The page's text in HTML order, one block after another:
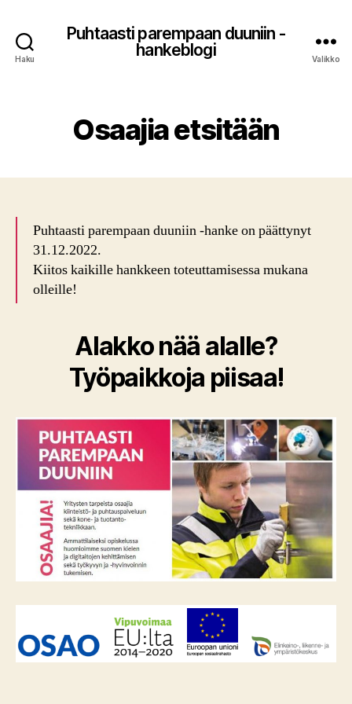
Haku
Puhtaasti parempaan duuniin -
hankeblogi
Valikko
Osaajia etsitään
Puhtaasti parempaan duuniin -hanke on päättynyt
31.12.2022.
Kiitos kaikille hankkeen toteuttamisessa mukana
olleille!
Alakko nää alalle?
Työpaikkoja piisaa!